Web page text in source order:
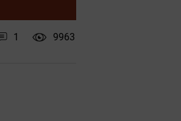
1 9963